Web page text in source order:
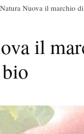
Nuova il marchio
il